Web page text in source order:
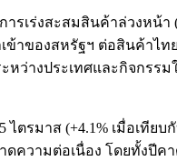
ร่งสะสมสินค้าล่วงหน้า
าของสหรัฐฯ ต่อสินค้าไท
ว่างประเทศและกิจกรร
รมาส (+4.1% เมื่อเทียบ
ความต่อเนื่อง โดยทั้งปีค